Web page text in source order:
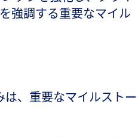
強調する重要なマイル
、重要なマイルストー